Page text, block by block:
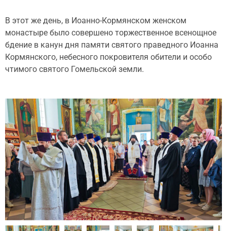
В этот же день, в Иоанно-Кормянском женском
монастыре было совершено торжественное всенощное
бдение в канун дня памяти святого праведного Иоанна
Кормянского, небесного покровителя обители и особо
чтимого святого Гомельской земли.